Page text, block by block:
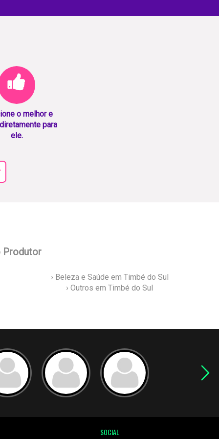
o melhor e
para
ele.
Produtor
› Beleza e Saúde em Timbé do Sul
› Outros em Timbé do Sul
SOCIAL